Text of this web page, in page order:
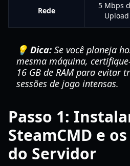
Rede
5 Mbps
Upload
💡 Dica: Se você planeja
mesma máquina,
16 GB de RAM para evitar
sessões de jogo intensas.
Passo 1:
SteamCMD e
do Servidor